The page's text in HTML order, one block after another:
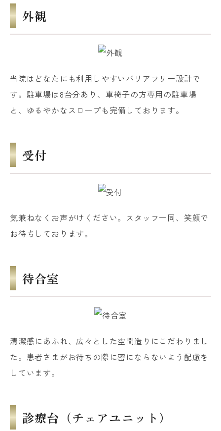
外観
当院はどなたにも利用しやすいバリアフリー設計で
す。駐車場は8台分あり、車椅子の方専用の駐車場
と、ゆるやかなスロープも完備しております。
受付
気兼ねなくお声がけください。スタッフ一同、笑顔で
お待ちしております。
待合室
清潔感にあふれ、広々とした空間造りにこだわりまし
た。患者さまがお待ちの際に密にならないよう配慮を
しています。
診療台（チェアユニット）